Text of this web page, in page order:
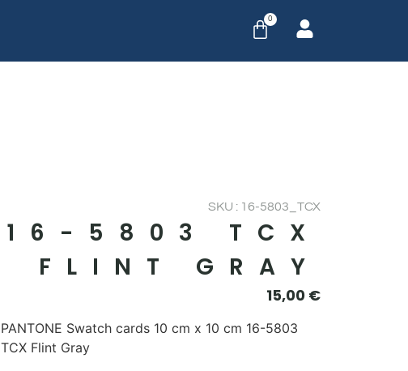
0
SKU : 16-5803_TCX
16-5803 TCX
FLINT GRAY
15,00 €
PANTONE Swatch cards 10 cm x 10 cm 16-5803
TCX Flint Gray